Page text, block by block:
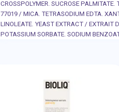
CROSSPOLYMER. SUCROSE
77019 / MICA. TETRASODIUM EDTA.
LINOLEATE. YEAST EXTRACT / EXTRAIT
POTASSIUM SORBATE. SODIUM